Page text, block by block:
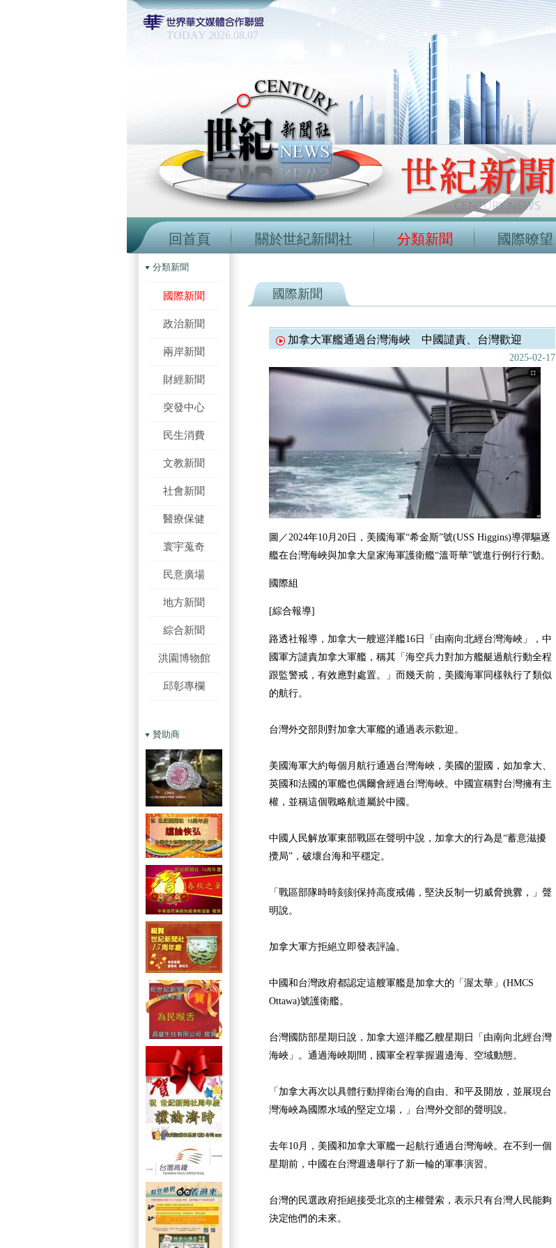
TODAY 2026.08.07
回首頁 關於世紀新聞社 分類新聞 國際暸望
分類新聞
國際新聞
政治新聞
兩岸新聞
財經新聞
突發中心
民生消費
文教新聞
社會新聞
醫療保健
寰宇蒐奇
民意廣場
地方新聞
綜合新聞
洪園博物館
邱彰專欄
贊助商
國際新聞
加拿大軍艦通過台灣海峽 中國譴責、台灣歡迎
2025-02-17
圖／2024年10月20日，美國海軍“希金斯”號(USS Higgins)導彈驅逐
艦在台灣海峽與加拿大皇家海軍護衛艦“溫哥華”號進行例行行動。
國際組
[綜合報導]
路透社報導，加拿大一艘巡洋艦16日「由南向北經台灣海峽」，中
國軍方譴責加拿大軍艦，稱其「海空兵力對加方艦艇過航行動全程
跟監警戒，有效應對處置。」而幾天前，美國海軍同樣執行了類似
的航行。
台灣外交部則對加拿大軍艦的通過表示歡迎。
美國海軍大約每個月航行通過台灣海峽，美國的盟國，如加拿大、
英國和法國的軍艦也偶爾會經過台灣海峽。中國宣稱對台灣擁有主
權，並稱這個戰略航道屬於中國。
中國人民解放軍東部戰區在聲明中說，加拿大的行為是“蓄意滋擾
攪局”，破壞台海和平穩定。
「戰區部隊時時刻刻保持高度戒備，堅決反制一切威脅挑釁，」聲
明說。
加拿大軍方拒絕立即發表評論。
中國和台灣政府都認定這艘軍艦是加拿大的「渥太華」(HMCS
Ottawa)號護衛艦。
台灣國防部星期日說，加拿大巡洋艦乙艘星期日「由南向北經台灣
海峽」。通過海峽期間，國軍全程掌握週邊海、空域動態。
「加拿大再次以具體行動捍衛台海的自由、和平及開放，並展現台
灣海峽為國際水域的堅定立場，」台灣外交部的聲明說。
去年10月，美國和加拿大軍艦一起航行通過台灣海峽。在不到一個
星期前，中國在台灣週邊舉行了新一輪的軍事演習。
台灣的民選政府拒絕接受北京的主權聲索，表示只有台灣人民能夠
決定他們的未來。